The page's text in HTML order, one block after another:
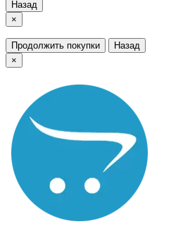
Назад
×
Продолжить покупки
Назад
×